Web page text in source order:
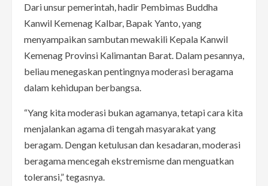
Dari unsur pemerintah, hadir Pembimas Buddha
Kanwil Kemenag Kalbar, Bapak Yanto, yang
menyampaikan sambutan mewakili Kepala Kanwil
Kemenag Provinsi Kalimantan Barat. Dalam pesannya,
beliau menegaskan pentingnya moderasi beragama
dalam kehidupan berbangsa.
“Yang kita moderasi bukan agamanya, tetapi cara kita
menjalankan agama di tengah masyarakat yang
beragam. Dengan ketulusan dan kesadaran, moderasi
beragama mencegah ekstremisme dan menguatkan
toleransi,” tegasnya.